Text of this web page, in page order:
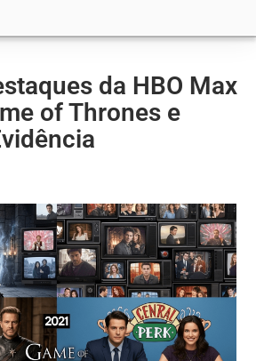
da HBO Max
of Thrones e